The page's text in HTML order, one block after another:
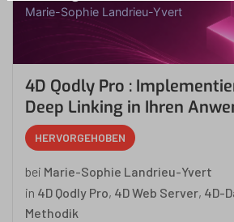
Marie-Sophie Landrieu-Yvert
4D Qodly Pro :
Deep Linking in Ihren
HERVORGEHOBEN
bei Marie-Sophie Landrieu-Yvert
in 4D Qodly Pro, 4D Web Server, 4D-
Methodik